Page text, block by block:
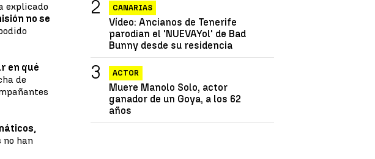
explicado
no se
en qué
de
,
han
CANARIAS
Vídeo: Ancianos de Tenerife
parodian el 'NUEVAYol' de Bad
Bunny desde su residencia
ACTOR
Muere Manolo Solo, actor
ganador de un Goya, a los 62
años